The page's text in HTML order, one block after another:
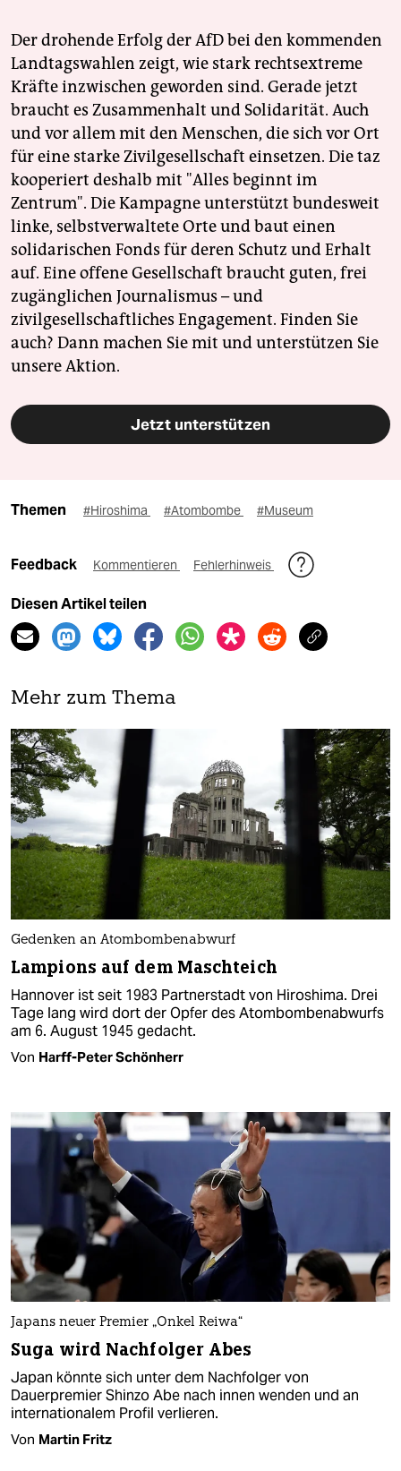
Der drohende Erfolg der AfD bei den kommenden
Landtagswahlen zeigt, wie stark rechtsextreme
Kräfte inzwischen geworden sind. Gerade jetzt
braucht es Zusammenhalt und Solidarität. Auch
und vor allem mit den Menschen, die sich vor Ort
für eine starke Zivilgesellschaft einsetzen. Die taz
kooperiert deshalb mit "Alles beginnt im
Zentrum". Die Kampagne unterstützt bundesweit
linke, selbstverwaltete Orte und baut einen
solidarischen Fonds für deren Schutz und Erhalt
auf. Eine offene Gesellschaft braucht guten, frei
zugänglichen Journalismus – und
zivilgesellschaftliches Engagement. Finden Sie
auch? Dann machen Sie mit und unterstützen Sie
unsere Aktion.
Jetzt unterstützen
Themen #Hiroshima #Atombombe #Museum
Feedback Kommentieren Fehlerhinweis
Diesen Artikel teilen
Mehr zum Thema
Gedenken an Atombombenabwurf
Lampions auf dem Maschteich
Hannover ist seit 1983 Partnerstadt von Hiroshima. Drei
Tage lang wird dort der Opfer des Atombombenabwurfs
am 6. August 1945 gedacht.
Von Harff-Peter Schönherr
Japans neuer Premier „Onkel Reiwa“
Suga wird Nachfolger Abes
Japan könnte sich unter dem Nachfolger von
Dauerpremier Shinzo Abe nach innen wenden und an
internationalem Profil verlieren.
Von Martin Fritz